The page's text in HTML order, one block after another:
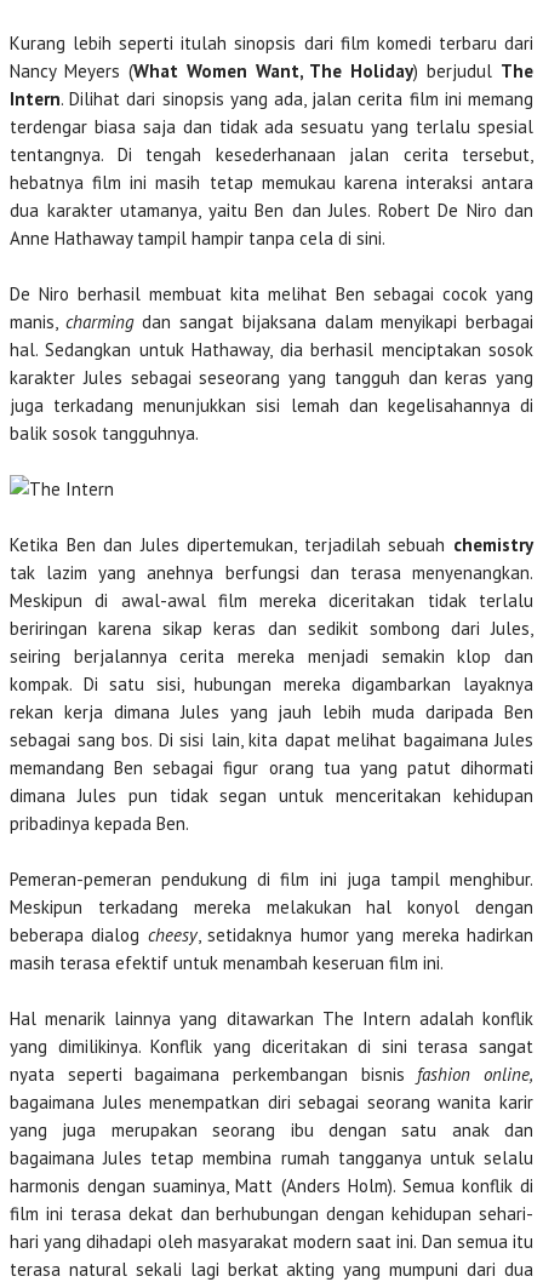
Kurang lebih seperti itulah sinopsis dari film komedi terbaru dari
Nancy Meyers (What Women Want, The Holiday) berjudul The
Intern. Dilihat dari sinopsis yang ada, jalan cerita film ini memang
terdengar biasa saja dan tidak ada sesuatu yang terlalu spesial
tentangnya. Di tengah kesederhanaan jalan cerita tersebut,
hebatnya film ini masih tetap memukau karena interaksi antara
dua karakter utamanya, yaitu Ben dan Jules. Robert De Niro dan
Anne Hathaway tampil hampir tanpa cela di sini.
De Niro berhasil membuat kita melihat Ben sebagai cocok yang
manis, charmingdan sangat bijaksana dalam menyikapi berbagai
hal. Sedangkan untuk Hathaway, dia berhasil menciptakan sosok
karakter Jules sebagai seseorang yang tangguh dan keras yang
juga terkadang menunjukkan sisi lemah dan kegelisahannya di
balik sosok tangguhnya.
Ketika Ben dan Jules dipertemukan, terjadilah sebuah chemistry
tak lazim yang anehnya berfungsi dan terasa menyenangkan.
Meskipun di awal-awal film mereka diceritakan tidak terlalu
beriringan karena sikap keras dan sedikit sombong dari Jules,
seiring berjalannya cerita mereka menjadi semakin klop dan
kompak. Di satu sisi, hubungan mereka digambarkan layaknya
rekan kerja dimana Jules yang jauh lebih muda daripada Ben
sebagai sang bos. Di sisi lain, kita dapat melihat bagaimana Jules
memandang Ben sebagai figur orang tua yang patut dihormati
dimana Jules pun tidak segan untuk menceritakan kehidupan
pribadinya kepada Ben.
Pemeran-pemeran pendukung di film ini juga tampil menghibur.
Meskipun terkadang mereka melakukan hal konyol dengan
beberapa dialog cheesy, setidaknya humor yang mereka hadirkan
masih terasa efektif untuk menambah keseruan film ini.
Hal menarik lainnya yang ditawarkan The Intern adalah konflik
yang dimilikinya. Konflik yang diceritakan di sini terasa sangat
nyata seperti bagaimana perkembangan bisnis fashion online,
bagaimana Jules menempatkan diri sebagai seorang wanita karir
yang juga merupakan seorang ibu dengan satu anak dan
bagaimana Jules tetap membina rumah tangganya untuk selalu
harmonis dengan suaminya, Matt (Anders Holm). Semua konflik di
film ini terasa dekat dan berhubungan dengan kehidupan sehari-
hari yang dihadapi oleh masyarakat modern saat ini. Dan semua itu
terasa natural sekali lagi berkat akting yang mumpuni dari dua